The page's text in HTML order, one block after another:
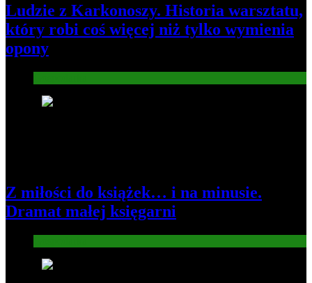
Ludzie z Karkonoszy. Historia warsztatu,
który robi coś więcej niż tylko wymienia
opony
Z miłości do książek… i na minusie.
Dramat małej księgarni